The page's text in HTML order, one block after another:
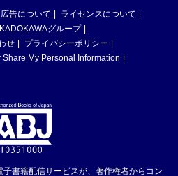
広告について
ライセンスについて
KADOKAWAグループ
せ
プライバシーポリシー
Share My Personal Information
書籍配信サービスが、著作権者からコン